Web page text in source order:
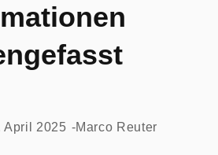
April 2025 Marco Reuter